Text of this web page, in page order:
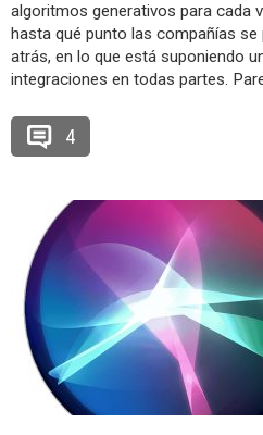
algoritmos generativos para cada
hasta qué punto las compañías
atrás, en lo que está suponiendo
integraciones en todas partes.
4